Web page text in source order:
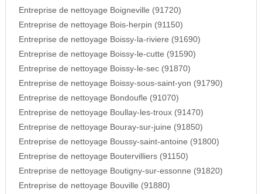
Entreprise de nettoyage Boigneville (91720)
Entreprise de nettoyage Bois-herpin (91150)
Entreprise de nettoyage Boissy-la-riviere (91690)
Entreprise de nettoyage Boissy-le-cutte (91590)
Entreprise de nettoyage Boissy-le-sec (91870)
Entreprise de nettoyage Boissy-sous-saint-yon (91790)
Entreprise de nettoyage Bondoufle (91070)
Entreprise de nettoyage Boullay-les-troux (91470)
Entreprise de nettoyage Bouray-sur-juine (91850)
Entreprise de nettoyage Boussy-saint-antoine (91800)
Entreprise de nettoyage Boutervilliers (91150)
Entreprise de nettoyage Boutigny-sur-essonne (91820)
Entreprise de nettoyage Bouville (91880)